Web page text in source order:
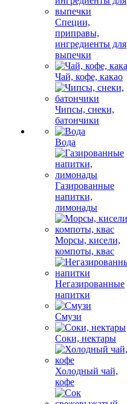
Специи,
приправы,
ингредиенты для
выпечки
Чай, кофе, какао
Чипсы, снеки,
батончики
Вода
Газированные
напитки,
лимонады
Морсы, кисели,
компоты, квас
Негазированные
напитки
Смузи
Соки, нектары
Холодный чай,
кофе